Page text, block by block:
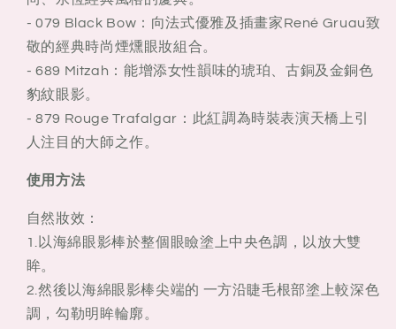
- 079 Black Bow：向法式優雅及插畫家René Gruau致
敬的經典時尚煙燻眼妝組合。
- 689 Mitzah：能增添女性韻味的琥珀、古銅及金銅色
豹紋眼影。
- 879 Rouge Trafalgar：此紅調為時裝表演天橋上引
人注目的大師之作。
使用方法
自然妝效：
1.以海綿眼影棒於整個眼瞼塗上中央色調，以放大雙
眸。
2.然後以海綿眼影棒尖端的 一方沿睫毛根部塗上較深色
調，勾勒明眸輪廓。